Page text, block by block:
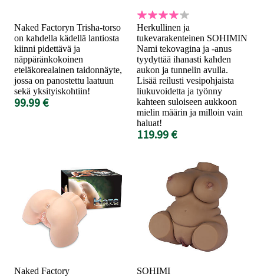
Naked Factoryn Trisha-torso
on kahdella kädellä lantiosta
kiinni pidettävä ja
näppäränkokoinen
eteläkorealainen taidonnäyte,
jossa on panostettu laatuun
sekä yksityiskohtiin!
99.99 €
Herkullinen ja
tukevarakenteinen SOHIMIN
Nami tekovagina ja -anus
tyydyttää ihanasti kahden
aukon ja tunnelin avulla.
Lisää reilusti vesipohjaista
liukuvoidetta ja työnny
kahteen suloiseen aukkoon
mielin määrin ja milloin vain
haluat!
119.99 €
Naked Factory SOHIMI